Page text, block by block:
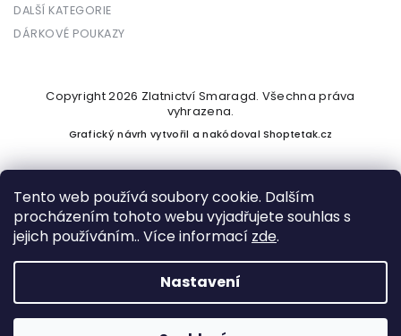
Tento web používá soubory cookie. Dalším
procházením tohoto webu vyjadřujete souhlas s
jejich používáním.. Více informací zde.
Nastavení
DALŠÍ KATEGORIE
DÁRKOVÉ POUKAZY
Vytvořil Shoptet
Copyright 2026 Zlatnictví Smaragd. Všechna práva
vyhrazena.
Grafický návrh vytvořil a nakódovalShoptetak.cz
Podle zákona o evidenci tržeb je prodávající povinen vystavit
kupujícímu účtenku. Zároveň je povinen zaevidovat přijatou
tržbu u správce daně online; v případě technického výpadku